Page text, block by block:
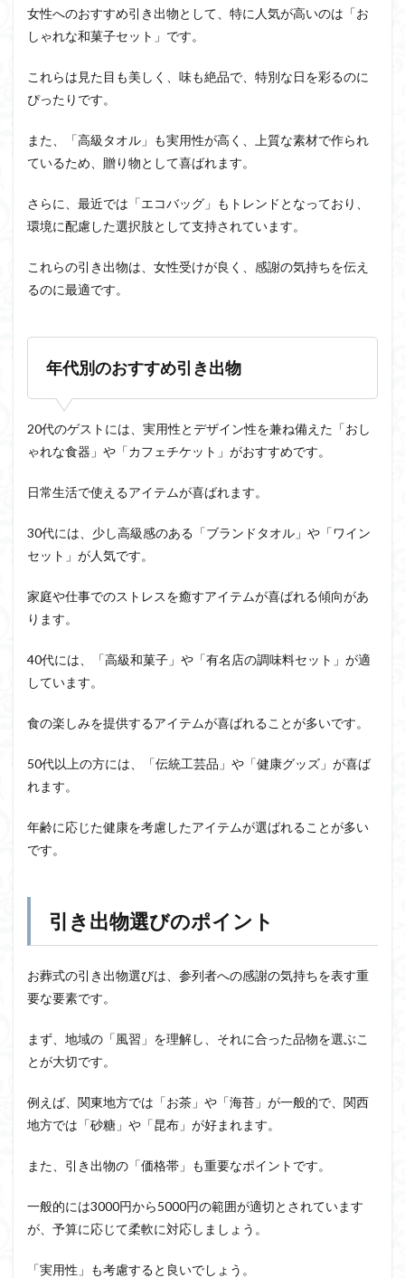
女性へのおすすめ引き出物として、特に人気が高いのは「お
しゃれな和菓子セット」です。
これらは見た目も美しく、味も絶品で、特別な日を彩るのに
ぴったりです。
また、「高級タオル」も実用性が高く、上質な素材で作られ
ているため、贈り物として喜ばれます。
さらに、最近では「エコバッグ」もトレンドとなっており、
環境に配慮した選択肢として支持されています。
これらの引き出物は、女性受けが良く、感謝の気持ちを伝え
るのに最適です。
年代別のおすすめ引き出物
20代のゲストには、実用性とデザイン性を兼ね備えた「おし
ゃれな食器」や「カフェチケット」がおすすめです。
日常生活で使えるアイテムが喜ばれます。
30代には、少し高級感のある「ブランドタオル」や「ワイン
セット」が人気です。
家庭や仕事でのストレスを癒すアイテムが喜ばれる傾向があ
ります。
40代には、「高級和菓子」や「有名店の調味料セット」が適
しています。
食の楽しみを提供するアイテムが喜ばれることが多いです。
50代以上の方には、「伝統工芸品」や「健康グッズ」が喜ば
れます。
年齢に応じた健康を考慮したアイテムが選ばれることが多い
です。
引き出物選びのポイント
お葬式の引き出物選びは、参列者への感謝の気持ちを表す重
要な要素です。
まず、地域の「風習」を理解し、それに合った品物を選ぶこ
とが大切です。
例えば、関東地方では「お茶」や「海苔」が一般的で、関西
地方では「砂糖」や「昆布」が好まれます。
また、引き出物の「価格帯」も重要なポイントです。
一般的には3000円から5000円の範囲が適切とされています
が、予算に応じて柔軟に対応しましょう。
「実用性」も考慮すると良いでしょう。